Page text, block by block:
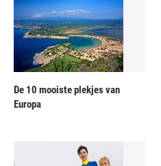
De 10 mooiste plekjes van
Europa